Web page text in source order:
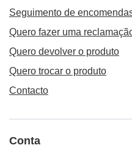
Seguimento de
Quero fazer uma
Quero devolver o produto
Quero trocar o produto
Contacto
Conta